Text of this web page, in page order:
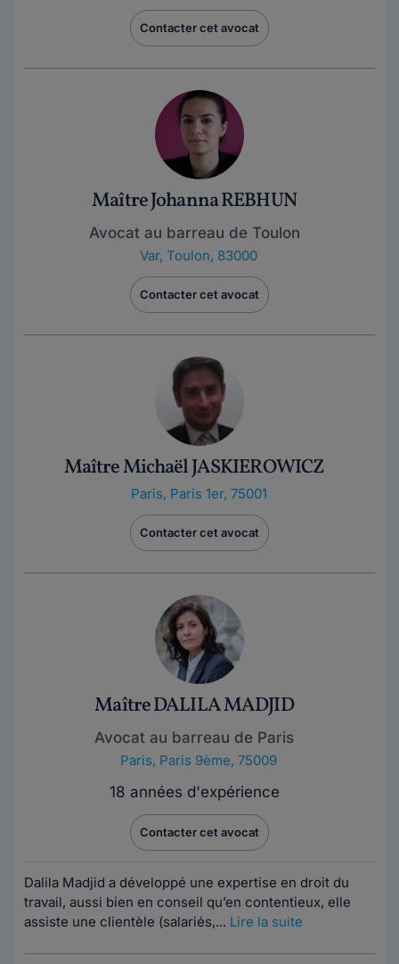
Contacter cet avocat
Maître Johanna REBHUN
Avocat au barreau de Toulon
Var, Toulon, 83000
Contacter cet avocat
Maître Michaël JASKIEROWICZ
Paris, Paris 1er, 75001
Contacter cet avocat
Maître DALILA MADJID
Avocat au barreau de Paris
Paris, Paris 9ème, 75009
18 années d'expérience
Contacter cet avocat
Dalila Madjid a développé une expertise en droit du
travail, aussi bien en conseil qu’en contentieux, elle
assiste une clientèle (salariés,... Lire la suite